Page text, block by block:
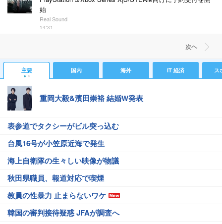
始
Real Sound
14:31
次ヘ
主要 国内 海外 IT 経済 ス
重岡大毅&濱田崇裕 結婚W発表
表参道でタクシーがビル突っ込む
台風16号が小笠原近海で発生
海上自衛隊の生々しい映像が物議
秋田県職員、報道対応で喫煙
教員の性暴力 止まらないワケ
韓国の審判接待疑惑 JFAが調査へ